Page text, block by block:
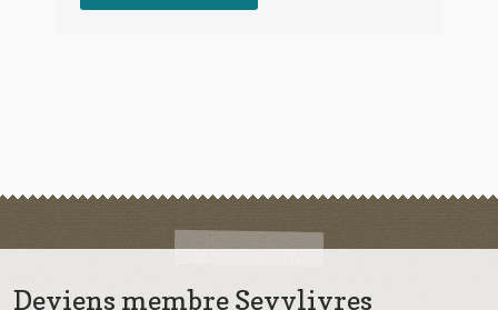
Deviens membre Sevylivres